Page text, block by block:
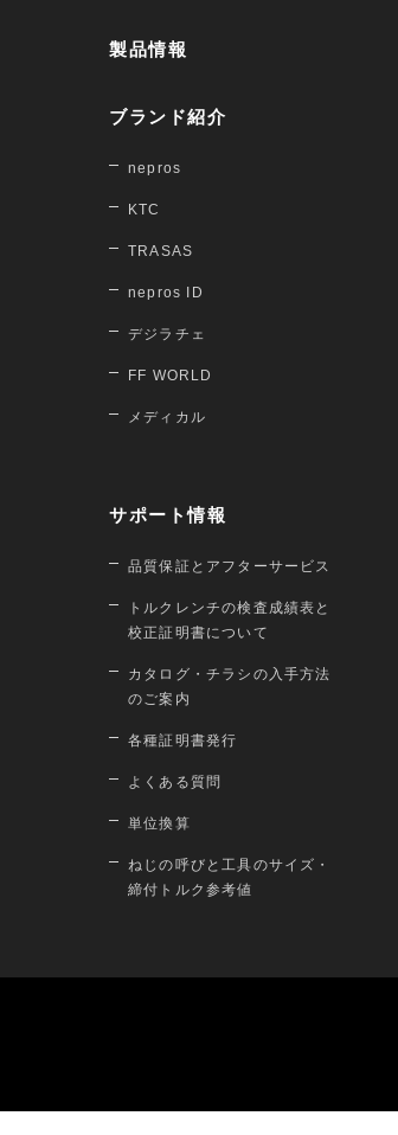
製品情報
ブランド紹介
nepros
KTC
TRASAS
nepros ID
デジラチェ
FF WORLD
メディカル
サポート情報
品質保証とアフターサービス
トルクレンチの検査成績表と
校正証明書について
カタログ・チラシの入手方法
のご案内
各種証明書発行
よくある質問
単位換算
ねじの呼びと工具のサイズ・
締付トルク参考値